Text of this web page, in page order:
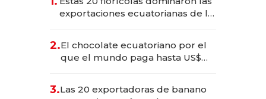
exportaciones ecuatorianas de la
2.El chocolate ecuatoriano por el
que el mundo paga hasta US$
3.Las 20 exportadoras de banano